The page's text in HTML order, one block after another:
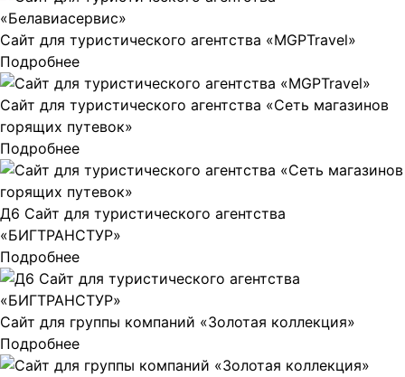
Сайт для туристического агентства «MGPTravel»
Подробнее
Сайт для туристического агентства «Сеть магазинов
горящих путевок»
Подробнее
Д6 Сайт для туристического агентства
«БИГТРАНСТУР»
Подробнее
Сайт для группы компаний «Золотая коллекция»
Подробнее